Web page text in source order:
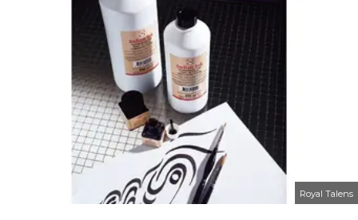
Royal Talens